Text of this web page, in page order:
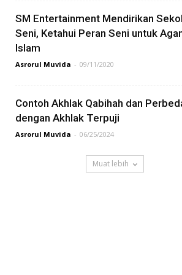
SM Entertainment Mendirikan
Seni, Ketahui Peran Seni untuk
Islam
Asrorul Muvida - 09/11/2020
Contoh Akhlak Qabihah dan
dengan Akhlak Terpuji
Asrorul Muvida - 06/25/2024
Muat lebih